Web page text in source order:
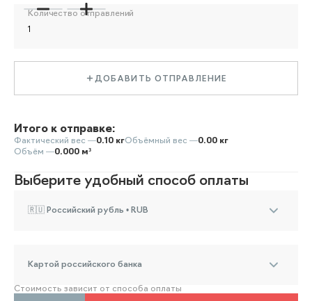
Количество отправлений
ДОБАВИТЬ ОТПРАВЛЕНИЕ
Итого к отправке:
Фактический вес —0.10 кгОбъёмный вес —0.00 кг
Объём —0.000 м³
Выберите удобный способ оплаты
🇷🇺 Российский рубль • RUB
Картой российского банка
Стоимость зависит от способа оплаты